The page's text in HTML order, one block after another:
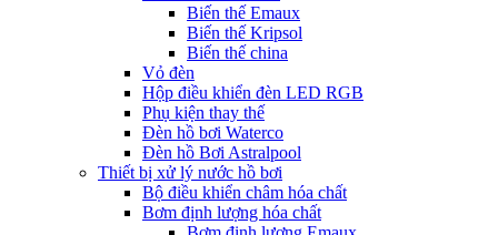
Biến thế Emaux
Biến thế Kripsol
Biến thế china
Vỏ đèn
Hộp điều khiển đèn LED RGB
Phụ kiện thay thế
Đèn hồ bơi Waterco
Đèn hồ Bơi Astralpool
Thiết bị xử lý nước hồ bơi
Bộ điều khiển châm hóa chất
Bơm định lượng hóa chất